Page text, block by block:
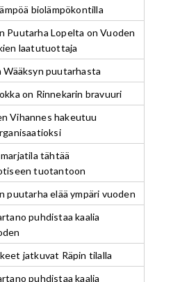
biolämpökontilla
Puutarha Lopelta on Vuoden
laatutuottaja
Wääksyn puutarhasta
on Rinnekarin bravuuri
Vihannes hakeutuu
tähtää
tuotantoon
puutarha elää ympäri vuoden
puhdistaa kaalia
jatkuvat Räpin tilalla
puhdistaa kaalia